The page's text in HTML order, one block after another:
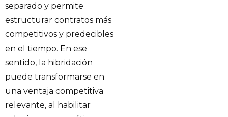
separado y permite
estructurar contratos más
competitivos y predecibles
en el tiempo. En ese
sentido, la hibridación
puede transformarse en
una ventaja competitiva
relevante, al habilitar